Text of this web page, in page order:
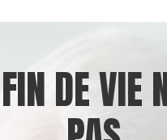
DE VIE